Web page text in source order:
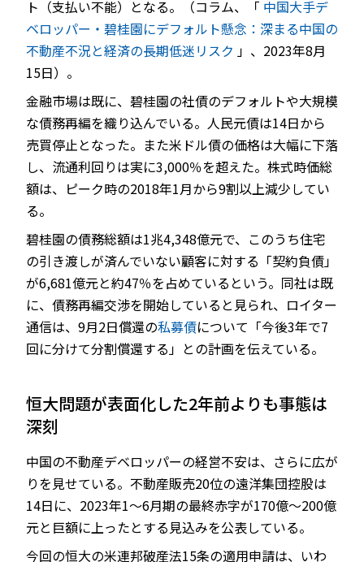
ト（支払い不能）となる。（コラム、「 中国大手デ
ベロッパー・碧桂園にデフォルト懸念：深まる中国の
不動産不況と経済の長期低迷リスク 」、2023年8月
15日）。
金融市場は既に、碧桂園の社債のデフォルトや大規模
な債務再編を織り込んでいる。人民元債は14日から
売買停止となった。また米ドル債の価格は大幅に下落
し、流通利回りは実に3,000％を超えた。株式時価総
額は、ピーク時の2018年1月から9割以上減少してい
る。
碧桂園の債務総額は1兆4,348億元で、このうち住宅
の引き渡しが済んでいない顧客に対する「契約負債」
が6,681億元と約47％を占めているという。同社は既
に、債務再編交渉を開始していると見られ、ロイター
通信は、9月2日償還の私募債について「今後3年で7
回に分けて分割償還する」との計画を伝えている。
恒大問題が表面化した2年前よりも事態は
深刻
中国の不動産デベロッパーの経営不安は、さらに広が
りを見せている。不動産販売20位の遠洋集団控股は
14日に、2023年1～6月期の最終赤字が170億～200億
元と巨額に上ったとする見込みを公表している。
今回の恒大の米連邦破産法15条の適用申請は、いわ